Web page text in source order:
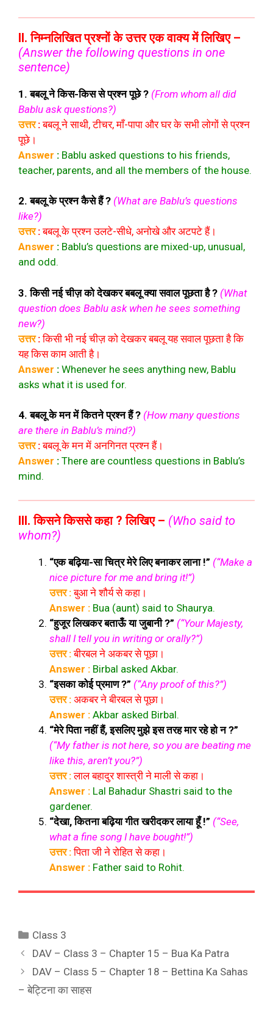
II. निम्नलिखित प्रश्नों के उत्तर एक वाक्य में लिखिए –
(Answer the following questions in one
sentence)
1. बबलू ने किस-किस से प्रश्न पूछे ? (From whom all did
Bablu ask questions?)
उत्तर:बबलू ने साथी, टीचर, माँ-पापा और घर के सभी लोगों से प्रश्न
पूछे।
Answer : Bablu asked questions to his friends,
teacher, parents, and all the members of the house.
2. बबलू के प्रश्न कैसे हैं ? (What are Bablu’s questions
like?)
उत्तर:बबलू के प्रश्न उलटे-सीधे, अनोखे और अटपटे हैं।
Answer : Bablu’s questions are mixed-up, unusual,
and odd.
3. किसी नई चीज़ को देखकर बबलू क्या सवाल पूछता है ? (What
question does Bablu ask when he sees something
new?)
उत्तर:किसी भी नई चीज़ को देखकर बबलू यह सवाल पूछता है कि
यह किस काम आती है।
Answer : Whenever he sees anything new, Bablu
asks what it is used for.
4. बबलू के मन में कितने प्रश्न हैं ? (How many questions
are there in Bablu’s mind?)
उत्तर:बबलू के मन में अनगिनत प्रश्न हैं।
Answer : There are countless questions in Bablu’s
mind.
III. किसने किससे कहा ? लिखिए – (Who said to
whom?)
“एक बढ़िया-सा चित्र मेरे लिए बनाकर लाना !” (“Make a
nice picture for me and bring it!”)
उत्तर :बुआ ने शौर्य से कहा।
Answer : Bua (aunt) said to Shaurya.
“हुजूर लिखकर बताऊँ या जुबानी ?” (“Your Majesty,
shall I tell you in writing or orally?”)
उत्तर :बीरबल ने अकबर से पूछा।
Answer : Birbal asked Akbar.
“इसका कोई प्रमाण ?” (“Any proof of this?”)
उत्तर : अकबर ने बीरबल से पूछा।
Answer : Akbar asked Birbal.
“मेरे पिता नहीं हैं, इसलिए मुझे इस तरह मार रहे हो न ?”
(“My father is not here, so you are beating me
like this, aren’t you?”)
उत्तर :लाल बहादुर शास्त्री ने माली से कहा।
Answer : Lal Bahadur Shastri said to the
gardener.
“देखा, कितना बढ़िया गीत खरीदकर लाया हूँ !” (“See,
what a fine song I have bought!”)
उत्तर :पिता जी ने रोहित से कहा।
Answer : Father said to Rohit.
Categories
Class 3
DAV – Class 3 – Chapter 15 – Bua Ka Patra
DAV – Class 5 – Chapter 18 – Bettina Ka Sahas
– बेट्टिना का साहस